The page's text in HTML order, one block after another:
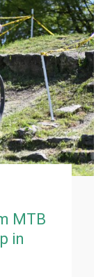
MTB
in